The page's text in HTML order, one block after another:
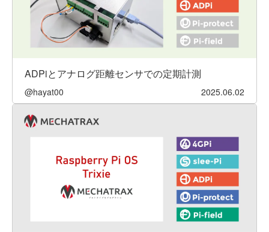
ADPiとアナログ距離センサでの定期計測
@hayat00 2025.06.02